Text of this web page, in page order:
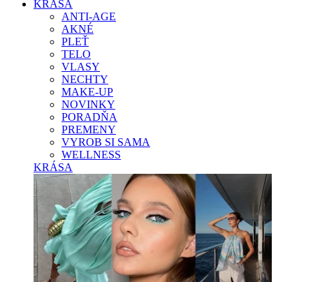
KRÁSA
ANTI-AGE
AKNÉ
PLEŤ
TELO
VLASY
NECHTY
MAKE-UP
NOVINKY
PORADŇA
PREMENY
VYROB SI SAMA
WELLNESS
KRÁSA